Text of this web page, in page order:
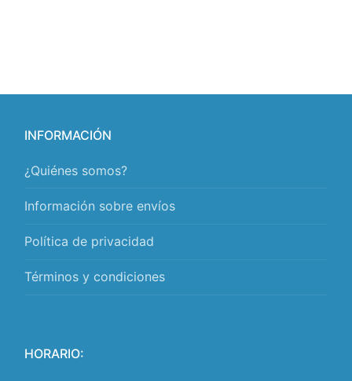
INFORMACIÓN
¿Quiénes somos?
Información sobre envíos
Política de privacidad
Términos y condiciones
HORARIO: